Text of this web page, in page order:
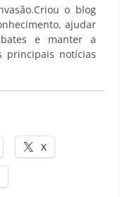
o blog
ajudar
e manter a
principais notícias
X